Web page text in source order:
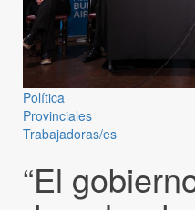
Política
Provinciales
Trabajadoras/es
“El